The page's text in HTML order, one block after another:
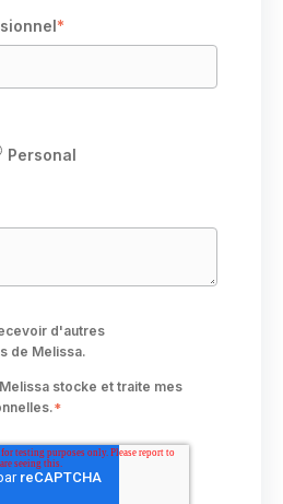
*
Personal
d'autres
de Melissa.
stocke et traite mes
*